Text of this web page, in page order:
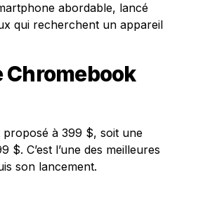
abordable, lancé
qui recherchent un appareil
Chromebook
proposé à 399 $, soit une
C’est l’une des meilleures
son lancement.